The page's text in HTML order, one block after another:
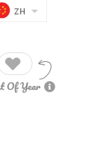
ZH